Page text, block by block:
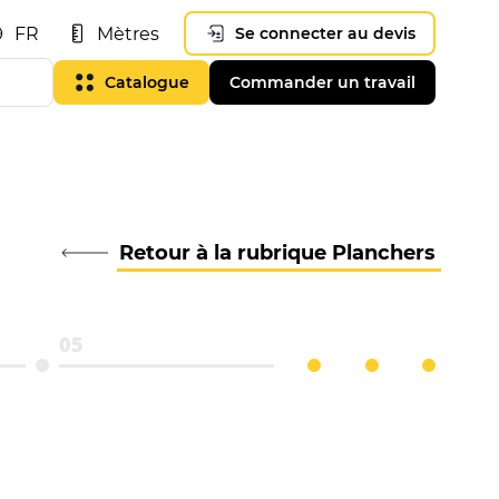
FR Mètres Se connecter au devis
Catalogue Commander un travail
Retour à la rubrique Planchers
05